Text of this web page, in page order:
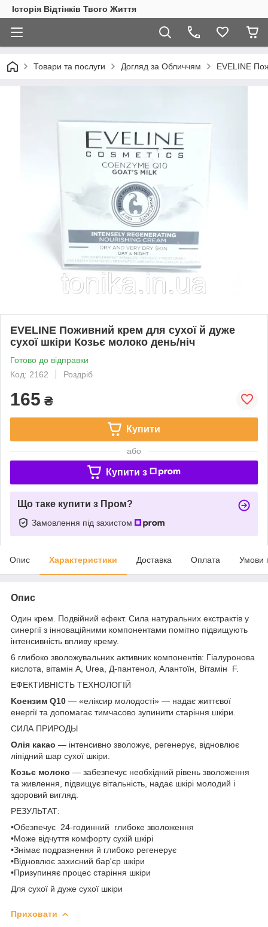
Історія Відтінків Твого Життя
Товари та послуги Догляд за Обличчям EVELINE
EVELINE Поживний крем для сухої й дуже
сухої шкіри Козьє молоко день/ніч
Готово до відправки
Код: 2162
Роздріб
165 ₴
Купити
або
Купити з
Що таке купити з Пром?
Замовлення під захистом
Опис Характеристики Доставка Оплата Умови
Опис
Один крем. Подвійний ефект. Сила натуральних екстрактів у
синергії з інноваційними компонентами помітно підвищують
інтенсивність впливу крему.
6 глибоко зволожувальних активних компонентів: Гіалуронова
кислота, вітамін A, Urea, Д-пантенол, Алантоїн, Вітамін F.
ЕФЕКТИВНІСТЬ ТЕХНОЛОГІЙ
Koензим Q10 — «еліксир молодості» — надає життєвої
енергії та допомагає тимчасово зупинити старіння шкіри.
СИЛА ПРИРОДЫ
Олія какао — інтенсивно зволожує, регенерує, відновлює
ліпідний шар сухої шкіри.
Козьє молоко — забезпечує необхідний рівень зволоження
та живлення, підвищує вітальність, надає шкірі молодий і
здоровий вигляд.
РЕЗУЛЬТАТ:
•Обезпечує 24-годинний глибоке зволоження
•Може відчуття комфорту сухій шкірі
•Знімає подразнення й глибоко регенерує
•Відновлює захисний бар'єр шкіри
•Призупиняє процес старіння шкіри
Для сухої й дуже сухої шкіри
Приховати